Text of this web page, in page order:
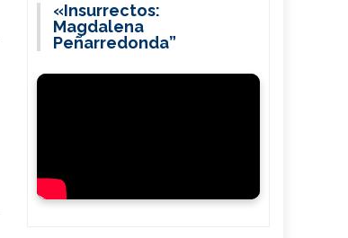
«Insurrectos:
Magdalena
Peñarredonda”